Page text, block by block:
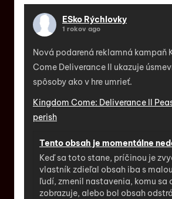
ESko Rýchlovky
1 rokov ago
Nová podarená reklamná kampaň
Come Deliverance II ukazuje
spôsoby ako v hre umrieť.
Kingdom Come: Deliverance II
perish
Tento obsah je momentálne
Keď sa toto stane, príčinou je
vlastník zdieľal obsah iba s
ľudí, zmenil nastavenia, komu sa
zobrazuje, alebo bol obsah